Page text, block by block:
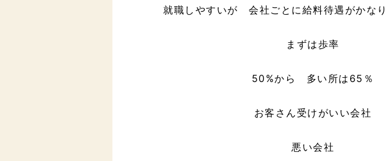
就職しやすいが 会社ごとに給料待遇がかな
まずは歩率
50%から 多い所は65％
お客さん受けがいい会社
悪い会社